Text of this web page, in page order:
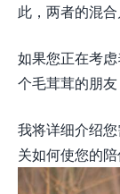
此，两者的混合
如果您正在考
个毛茸茸的朋友
我将详细介绍
关如何使您的陪